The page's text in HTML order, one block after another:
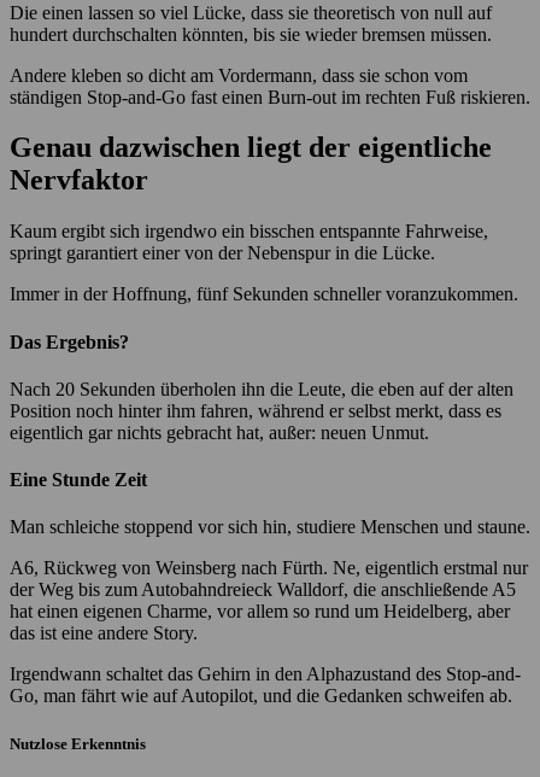
Die einen lassen so viel Lücke, dass sie theoretisch von null auf
hundert durchschalten könnten, bis sie wieder bremsen müssen.
Andere kleben so dicht am Vordermann, dass sie schon vom
ständigen Stop-and-Go fast einen Burn-out im rechten Fuß riskieren.
Genau dazwischen liegt der eigentliche
Nervfaktor
Kaum ergibt sich irgendwo ein bisschen entspannte Fahrweise,
springt garantiert einer von der Nebenspur in die Lücke.
Immer in der Hoffnung, fünf Sekunden schneller voranzukommen.
Das Ergebnis?
Nach 20 Sekunden überholen ihn die Leute, die eben auf der alten
Position noch hinter ihm fahren, während er selbst merkt, dass es
eigentlich gar nichts gebracht hat, außer: neuen Unmut.
Eine Stunde Zeit
Man schleiche stoppend vor sich hin, studiere Menschen und staune.
A6, Rückweg von Weinsberg nach Fürth. Ne, eigentlich erstmal nur
der Weg bis zum Autobahndreieck Walldorf, die anschließende A5
hat einen eigenen Charme, vor allem so rund um Heidelberg, aber
das ist eine andere Story.
Irgendwann schaltet das Gehirn in den Alphazustand des Stop-and-
Go, man fährt wie auf Autopilot, und die Gedanken schweifen ab.
Nutzlose Erkenntnis